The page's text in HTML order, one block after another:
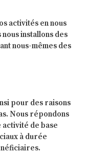
activités en nous
installons des
nous-mêmes des
pour des raisons
Nous répondons
activité de base
à durée